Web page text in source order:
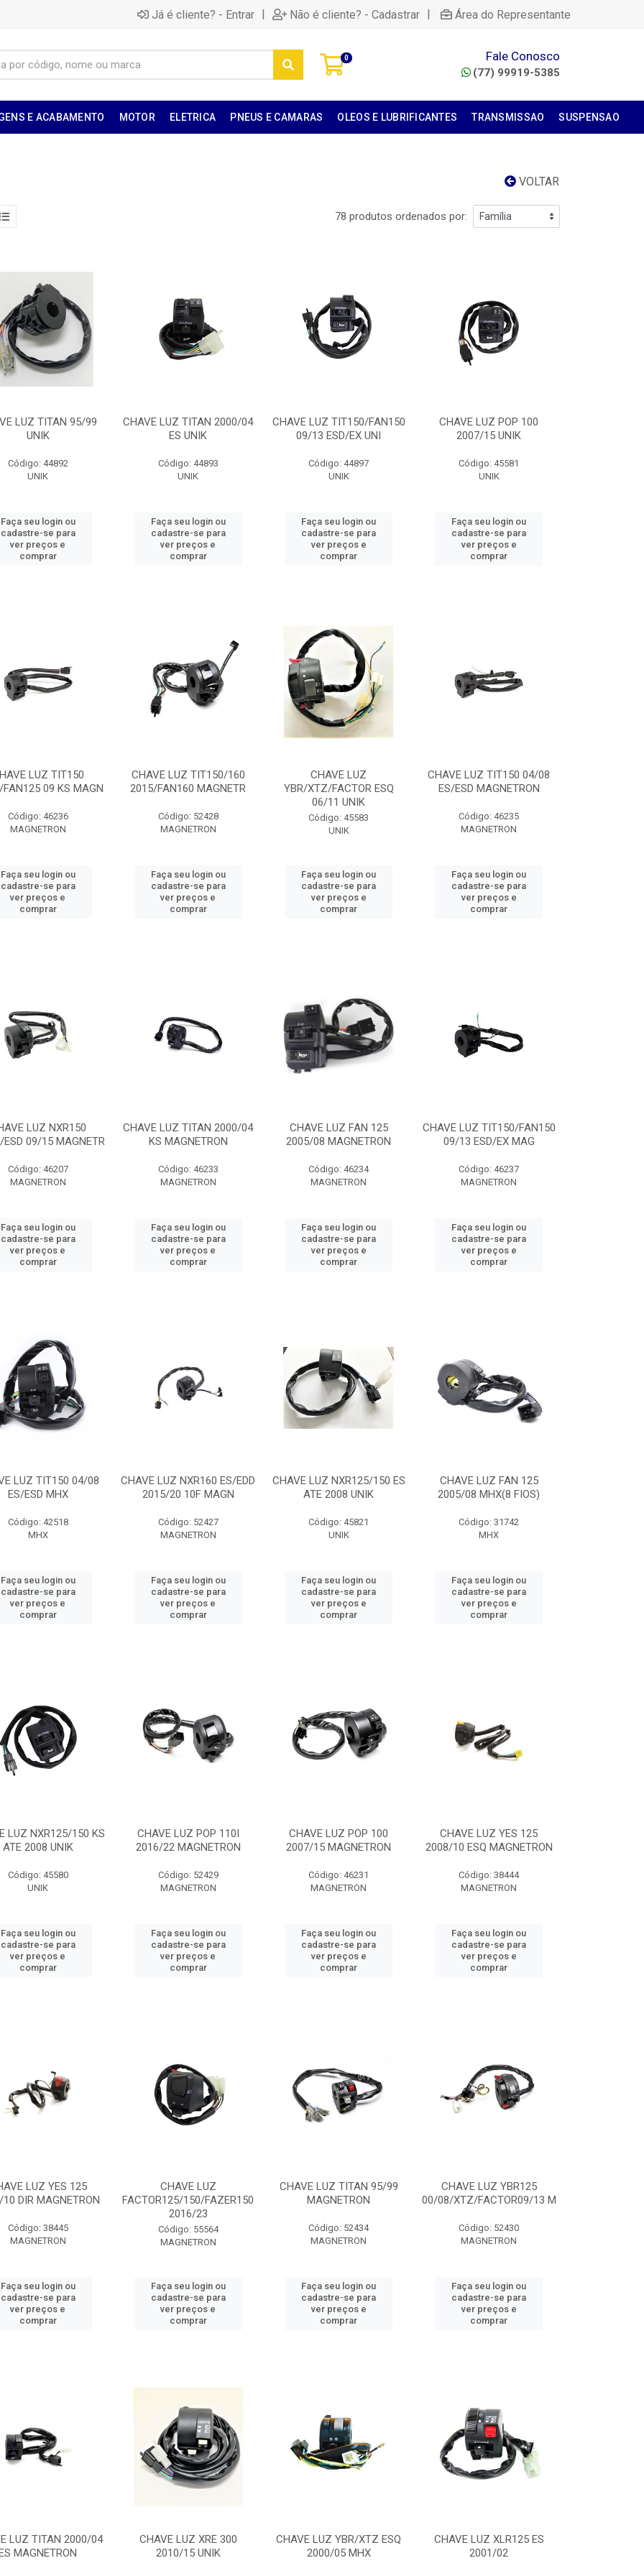
Já é cliente? - Entrar | Não é cliente? - Cadastrar | Área do Representante
0 Fale Conosco
(77) 99919-5385
E ACABAMENTO MOTOR ELETRICA PNEUS E CAMARAS OLEOS E LUBRIFICANTES TRANSMISSAO SUSPENSAO
VOLTAR
78 produtos ordenados por:
LUZ TITAN 95/99
UNIK
Código: 44892
UNIK
Faça seu login ou
cadastre-se para
ver preços e
comprar
CHAVE LUZ TITAN 2000/04
ES UNIK
Código: 44893
UNIK
Faça seu login ou
cadastre-se para
ver preços e
comprar
CHAVE LUZ TIT150/FAN150
09/13 ESD/EX UNI
Código: 44897
UNIK
Faça seu login ou
cadastre-se para
ver preços e
comprar
CHAVE LUZ POP 100
2007/15 UNIK
Código: 45581
UNIK
Faça seu login ou
cadastre-se para
ver preços e
comprar
LUZ TIT150
09 KS MAGN
Código: 46236
MAGNETRON
Faça seu login ou
cadastre-se para
ver preços e
comprar
CHAVE LUZ TIT150/160
2015/FAN160 MAGNETR
Código: 52428
MAGNETRON
Faça seu login ou
cadastre-se para
ver preços e
comprar
CHAVE LUZ
YBR/XTZ/FACTOR ESQ
06/11 UNIK
Código: 45583
UNIK
Faça seu login ou
cadastre-se para
ver preços e
comprar
CHAVE LUZ TIT150 04/08
ES/ESD MAGNETRON
Código: 46235
MAGNETRON
Faça seu login ou
cadastre-se para
ver preços e
comprar
LUZ NXR150
ESD 09/15 MAGNETR
Código: 46207
MAGNETRON
Faça seu login ou
cadastre-se para
ver preços e
comprar
CHAVE LUZ TITAN 2000/04
KS MAGNETRON
Código: 46233
MAGNETRON
Faça seu login ou
cadastre-se para
ver preços e
comprar
CHAVE LUZ FAN 125
2005/08 MAGNETRON
Código: 46234
MAGNETRON
Faça seu login ou
cadastre-se para
ver preços e
comprar
CHAVE LUZ TIT150/FAN150
09/13 ESD/EX MAG
Código: 46237
MAGNETRON
Faça seu login ou
cadastre-se para
ver preços e
comprar
LUZ TIT150 04/08
ES/ESD MHX
Código: 42518
MHX
Faça seu login ou
cadastre-se para
ver preços e
comprar
CHAVE LUZ NXR160 ES/EDD
2015/20 10F MAGN
Código: 52427
MAGNETRON
Faça seu login ou
cadastre-se para
ver preços e
comprar
CHAVE LUZ NXR125/150 ES
ATE 2008 UNIK
Código: 45821
UNIK
Faça seu login ou
cadastre-se para
ver preços e
comprar
CHAVE LUZ FAN 125
2005/08 MHX(8 FIOS)
Código: 31742
MHX
Faça seu login ou
cadastre-se para
ver preços e
comprar
LUZ NXR125/150 KS
ATE 2008 UNIK
Código: 45580
UNIK
Faça seu login ou
cadastre-se para
ver preços e
comprar
CHAVE LUZ POP 110I
2016/22 MAGNETRON
Código: 52429
MAGNETRON
Faça seu login ou
cadastre-se para
ver preços e
comprar
CHAVE LUZ POP 100
2007/15 MAGNETRON
Código: 46231
MAGNETRON
Faça seu login ou
cadastre-se para
ver preços e
comprar
CHAVE LUZ YES 125
2008/10 ESQ MAGNETRON
Código: 38444
MAGNETRON
Faça seu login ou
cadastre-se para
ver preços e
comprar
LUZ YES 125
DIR MAGNETRON
Código: 38445
MAGNETRON
Faça seu login ou
cadastre-se para
ver preços e
comprar
CHAVE LUZ
FACTOR125/150/FAZER150
2016/23
Código: 55564
MAGNETRON
Faça seu login ou
cadastre-se para
ver preços e
comprar
CHAVE LUZ TITAN 95/99
MAGNETRON
Código: 52434
MAGNETRON
Faça seu login ou
cadastre-se para
ver preços e
comprar
CHAVE LUZ YBR125
00/08/XTZ/FACTOR09/13 M
Código: 52430
MAGNETRON
Faça seu login ou
cadastre-se para
ver preços e
comprar
LUZ TITAN 2000/04
MAGNETRON
CHAVE LUZ XRE 300
2010/15 UNIK
CHAVE LUZ YBR/XTZ ESQ
2000/05 MHX
CHAVE LUZ XLR125 ES
2001/02